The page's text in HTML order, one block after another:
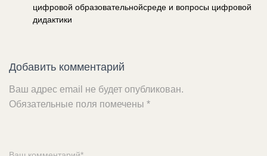
цифровой образовательнойсреде и вопросы цифровой
дидактики
Добавить комментарий
Ваш адрес email не будет опубликован.
Обязательные поля помечены *